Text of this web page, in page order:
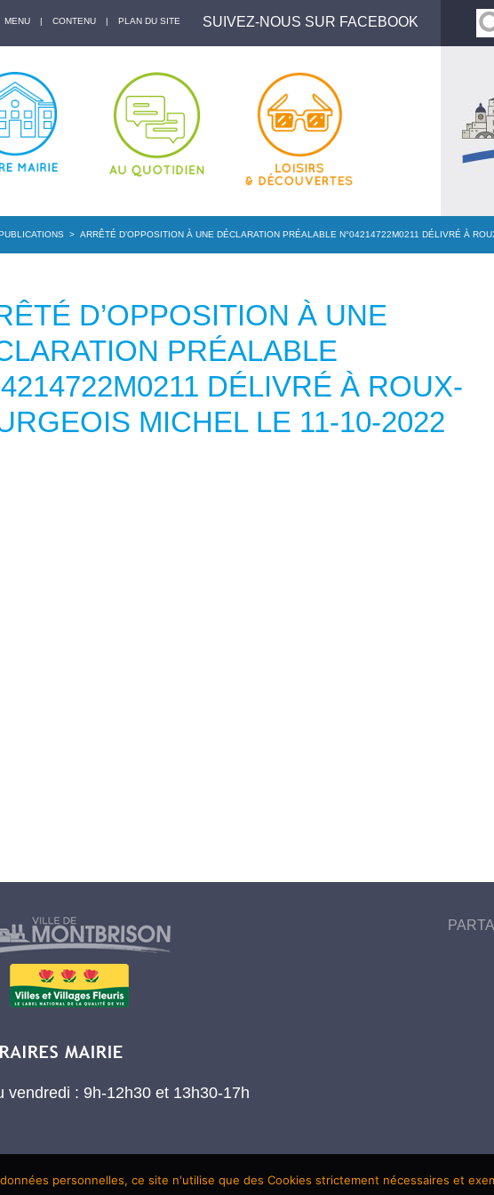
MENU | CONTENU | PLAN DU SITE SUIVEZ-NOUS SUR FACEBOOK
> ARRÊTÉ D’OPPOSITION À UNE DÉCLARATION PRÉALABLE N°04214722M0211 DÉLIVRÉ À
D’OPPOSITION À UNE
PRÉALABLE
DÉLIVRÉ À ROUX-
MICHEL LE 11-10-2022
vendredi : 9h-12h30 et 13h30-17h
personnelles, ce site n'utilise que des Cookies strictement nécessaires et